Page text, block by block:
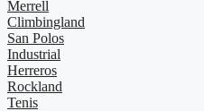
Merrell
Climbingland
San Polos
Industrial
Herreros
Rockland
Tenis